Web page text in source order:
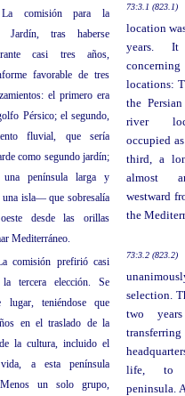
La comisión para la
Jardín, tras haberse
casi tres años,
favorable de tres
el primero era
Pérsico; el segundo,
fluvial, que sería
como segundo jardín;
península larga y
isla— que sobresalía
desde las orillas
Mediterráneo.
73:3.1 (823.1)
location
years. It
locations:
the
river
occupied
third, a
almost
westward
the
comisión prefirió casi
la tercera elección. Se
teniéndose que
en el traslado de la
la cultura, incluido el
a esta península
Menos un solo grupo,
73:3.2 (823.2)
selection.
two
life, to
peninsula.